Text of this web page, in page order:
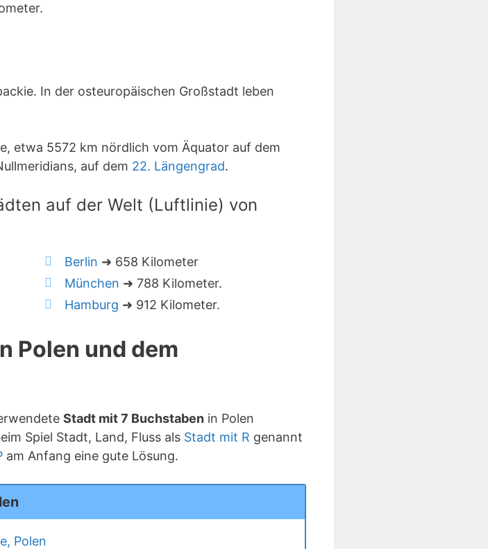
In der osteuropäischen Großstadt leben
etwa 5572 km nördlich vom Äquator auf dem
auf dem 22. Längengrad.
auf der Welt (Luftlinie) von
Berlin ➜ 658 Kilometer
München ➜ 788 Kilometer.
Hamburg ➜ 912 Kilometer.
Polen und dem
Stadt mit 7 Buchstaben in Polen
Spiel Stadt, Land, Fluss als Stadt mit R genannt
am Anfang eine gute Lösung.
Polen